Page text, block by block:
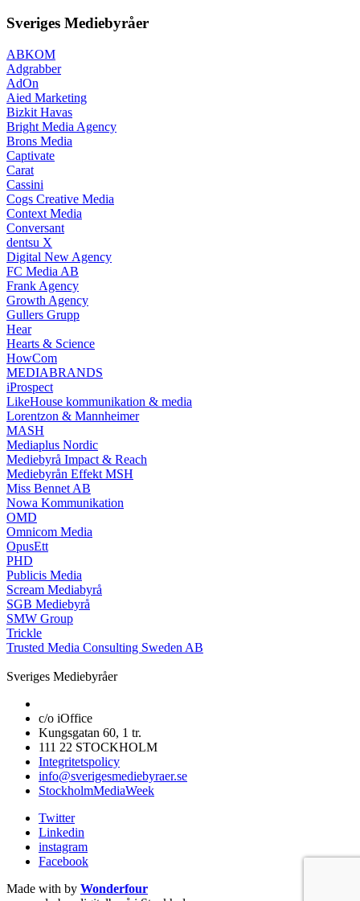
Sveriges Mediebyråer
ABKOM
Adgrabber
AdOn
Aied Marketing
Bizkit Havas
Bright Media Agency
Brons Media
Captivate
Carat
Cassini
Cogs Creative Media
Context Media
Conversant
dentsu X
Digital New Agency
FC Media AB
Frank Agency
Growth Agency
Gullers Grupp
Hear
Hearts & Science
HowCom
MEDIABRANDS
iProspect
LikeHouse kommunikation & media
Lorentzon & Mannheimer
MASH
Mediaplus Nordic
Mediebyrå Impact & Reach
Mediebyrån Effekt MSH
Miss Bennet AB
Nowa Kommunikation
OMD
Omnicom Media
OpusEtt
PHD
Publicis Media
Scream Mediabyrå
SGB Mediebyrå
SMW Group
Trickle
Trusted Media Consulting Sweden AB
Sveriges Mediebyråer
c/o iOffice
Kungsgatan 60, 1 tr.
111 22 STOCKHOLM
Integritetspolicy
info@sverigesmediebyraer.se
StockholmMediaWeek
Twitter
Linkedin
instagram
Facebook
Made with by Wonderfour